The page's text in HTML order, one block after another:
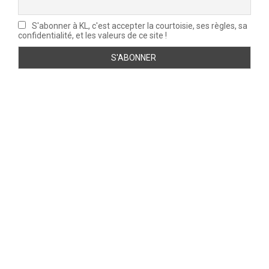
S'abonner à KL, c'est accepter la courtoisie, ses règles, sa
confidentialité, et les valeurs de ce site !